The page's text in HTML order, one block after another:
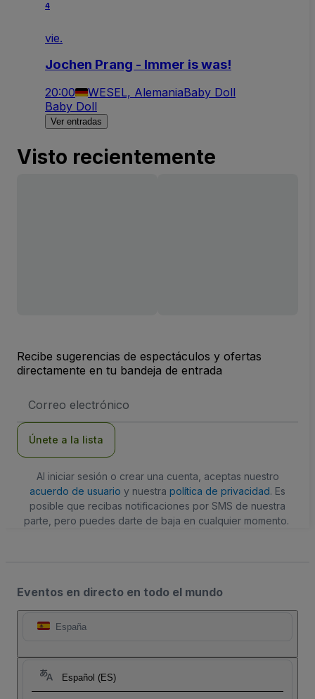
4
vie.
Jochen Prang - Immer is was!
20:00 WESEL, AlemaniaBaby Doll
Baby Doll
Ver entradas
Visto recientemente
Recibe sugerencias de espectáculos y ofertas
directamente en tu bandeja de entrada
de
Únete a la lista
Al iniciar sesión o crear una cuenta, aceptas nuestro
acuerdo de usuario y nuestra política de privacidad. Es
posible que recibas notificaciones por SMS de nuestra
parte, pero puedes darte de baja en cualquier momento.
Eventos en directo en todo el mundo
España
Español (ES)